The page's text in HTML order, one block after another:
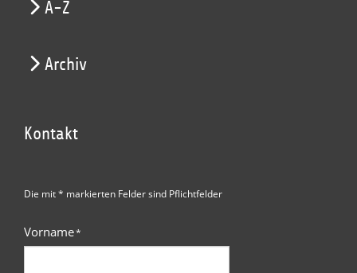
A-Z
Archiv
Kontakt
Die mit * markierten Felder sind Pflichtfelder
Vorname*